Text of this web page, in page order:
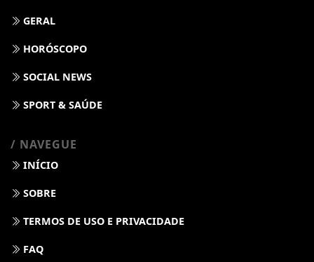
GERAL
HORÓSCOPO
SOCIAL NEWS
SPORT & SAÚDE
/ NAVEGUE
INÍCIO
SOBRE
TERMOS DE USO E PRIVACIDADE
FAQ